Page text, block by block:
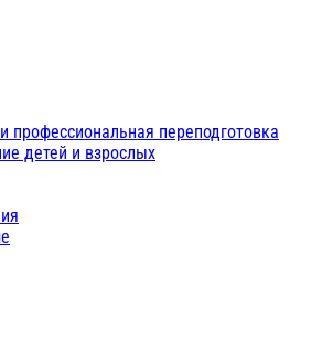
переподготовка
детей и взрослых